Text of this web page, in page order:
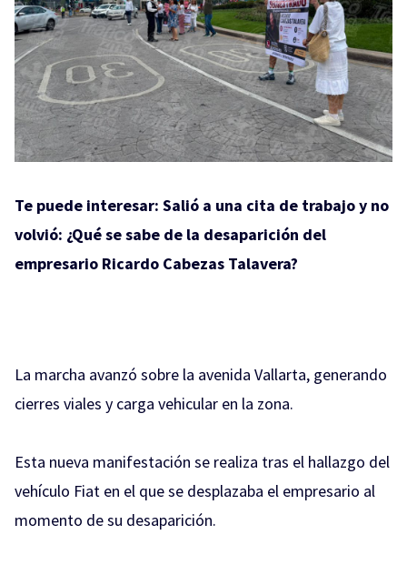
Te puede interesar: Salió a una cita de trabajo y no
volvió: ¿Qué se sabe de la desaparición del
empresario Ricardo Cabezas Talavera?
La marcha avanzó sobre la avenida Vallarta, generando
cierres viales y carga vehicular en la zona.
Esta nueva manifestación se realiza tras el hallazgo del
vehículo Fiat en el que se desplazaba el empresario al
momento de su desaparición.